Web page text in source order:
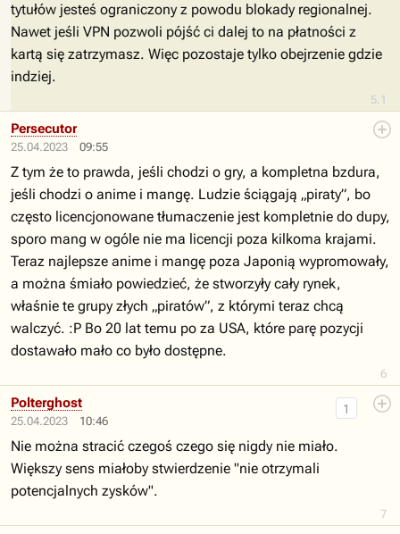
5.1
tytułów jesteś ograniczony z powodu blokady regionalnej.
Nawet jeśli VPN pozwoli pójść ci dalej to na płatności z
kartą się zatrzymasz. Więc pozostaje tylko obejrzenie gdzie
indziej.
25.04.2023 09:55
6
Persecutor
Z tym że to prawda, jeśli chodzi o gry, a kompletna bzdura,
jeśli chodzi o anime i mangę. Ludzie ściągają „piraty”, bo
często licencjonowane tłumaczenie jest kompletnie do dupy,
sporo mang w ogóle nie ma licencji poza kilkoma krajami.
Teraz najlepsze anime i mangę poza Japonią wypromowały,
a można śmiało powiedzieć, że stworzyły cały rynek,
właśnie te grupy złych „piratów”, z którymi teraz chcą
walczyć. :P Bo 20 lat temu po za USA, które parę pozycji
dostawało mało co było dostępne.
25.04.2023 10:46
7
1
Polterghost
Nie można stracić czegoś czego się nigdy nie miało.
Większy sens miałoby stwierdzenie "nie otrzymali
potencjalnych zysków".